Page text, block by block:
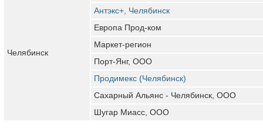
Челябинск
Антэкс+, Челябинск
Европа Прод-ком
Маркет-регион
Порт-Янг, ООО
Продимекс (Челябинск)
Сахарный Альянс - Челябинск, ООО
Шугар Миасс, ООО